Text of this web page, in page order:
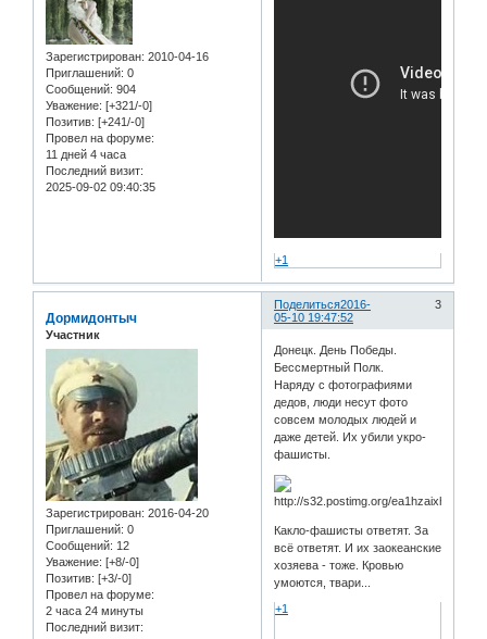
Зарегистрирован: 2010-04-16
Приглашений: 0
Сообщений: 904
Уважение: [+321/-0]
Позитив: [+241/-0]
Провел на форуме:
11 дней 4 часа
Последний визит:
2025-09-02 09:40:35
+1
Поделиться 3
2016-
05-10 19:47:52
Дормидонтыч
Участник
Зарегистрирован: 2016-04-20
Приглашений: 0
Сообщений: 12
Уважение: [+8/-0]
Позитив: [+3/-0]
Провел на форуме:
2 часа 24 минуты
Последний визит:
Донецк. День Победы.
Бессмертный Полк.
Наряду с фотографиями
дедов, люди несут фото
совсем молодых людей и
даже детей. Их убили укро-
фашисты.
Какло-фашисты ответят. За
всё ответят. И их заокеанские
хозяева - тоже. Кровью
умоются, твари...
+1